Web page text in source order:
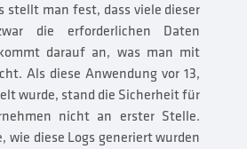
stellt man fest, dass viele dieser
die erforderlichen Daten
darauf an, was man mit
Als diese Anwendung vor 13,
wurde, stand die Sicherheit für
nicht an erster Stelle.
wie diese Logs generiert wurden